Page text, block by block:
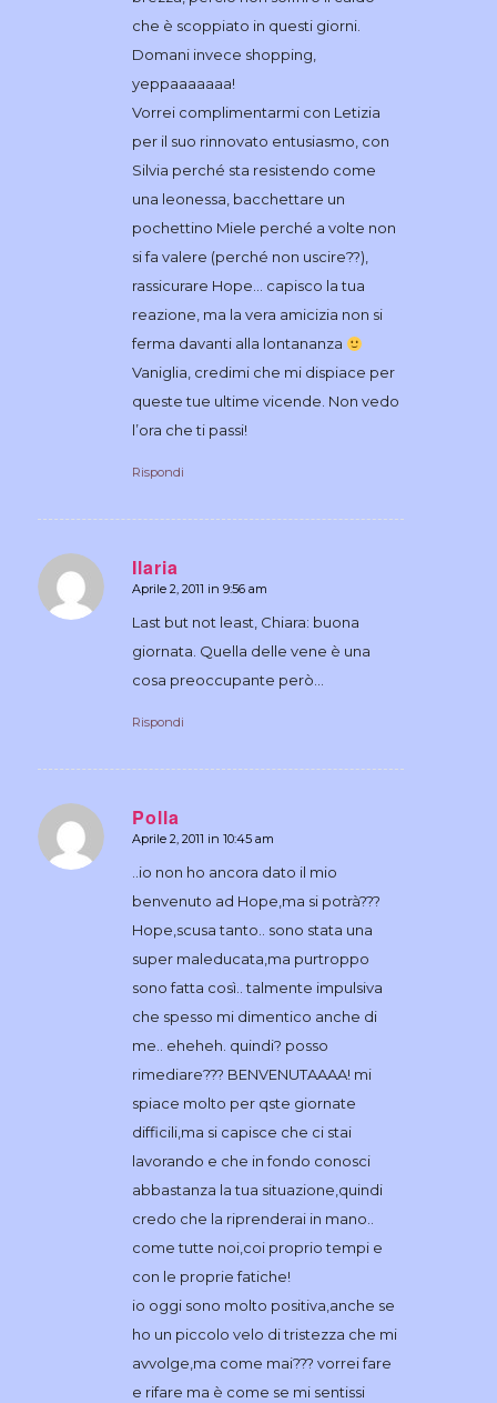
che è scoppiato in questi giorni.
Domani invece shopping,
yeppaaaaaaa!
Vorrei complimentarmi con Letizia
per il suo rinnovato entusiasmo, con
Silvia perché sta resistendo come
una leonessa, bacchettare un
pochettino Miele perché a volte non
si fa valere (perché non uscire??),
rassicurare Hope… capisco la tua
reazione, ma la vera amicizia non si
ferma davanti alla lontananza
Vaniglia, credimi che mi dispiace per
queste tue ultime vicende. Non vedo
l’ora che ti passi!
Rispondi
Ilaria
dice:
Aprile 2, 2011 in 9:56 am
Last but not least, Chiara: buona
giornata. Quella delle vene è una
cosa preoccupante però…
Rispondi
Polla
dice:
Aprile 2, 2011 in 10:45 am
..io non ho ancora dato il mio
benvenuto ad Hope,ma si potrà???
Hope,scusa tanto.. sono stata una
super maleducata,ma purtroppo
sono fatta così.. talmente impulsiva
che spesso mi dimentico anche di
me.. eheheh. quindi? posso
rimediare??? BENVENUTAAAA! mi
spiace molto per qste giornate
difficili,ma si capisce che ci stai
lavorando e che in fondo conosci
abbastanza la tua situazione,quindi
credo che la riprenderai in mano..
come tutte noi,coi proprio tempi e
con le proprie fatiche!
io oggi sono molto positiva,anche se
ho un piccolo velo di tristezza che mi
avvolge,ma come mai??? vorrei fare
e rifare ma è come se mi sentissi